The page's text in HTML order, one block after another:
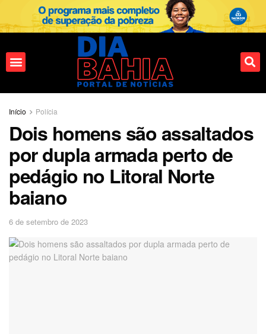
Início Polícia
Dois homens são assaltados
por dupla armada perto de
pedágio no Litoral Norte
baiano
6 de setembro de 2023